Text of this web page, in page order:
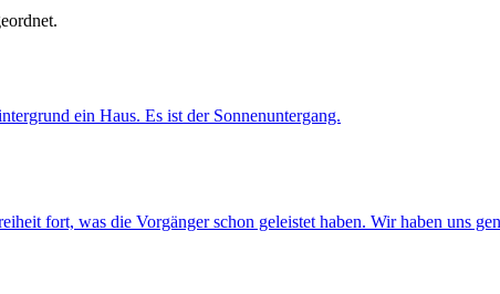
fort, was die Vorgänger schon geleistet haben. Wir haben uns